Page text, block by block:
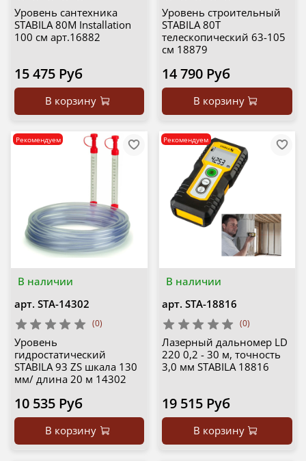
Уровень сантехника
STABILA 80M Installation
100 см арт.16882
15 475 Руб
В корзину
Уровень строительный
STABILA 80Т
телескопический 63-105
см 18879
14 790 Руб
В корзину
В наличии
Рекомендуем
арт. STA-14302
(0)
Уровень
гидростатический
STABILA 93 ZS шкала 130
мм/ длина 20 м 14302
10 535 Руб
В корзину
В наличии
Рекомендуем
арт. STA-18816
(0)
Лазерный дальномер LD
220 0,2 - 30 м, точность
3,0 мм STABILA 18816
19 515 Руб
В корзину